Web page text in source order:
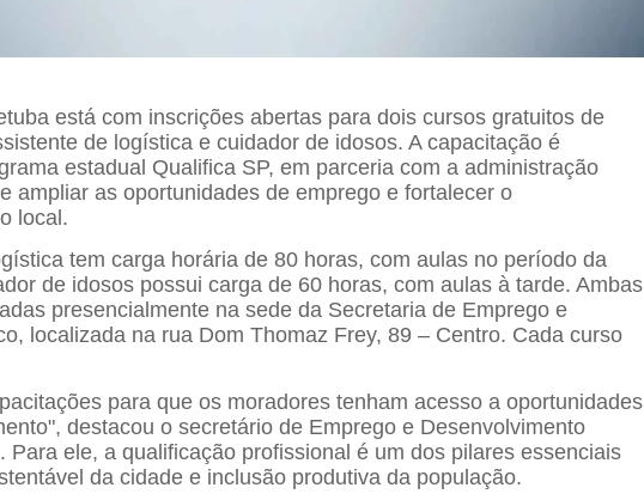
está com inscrições abertas para dois cursos gratuitos de
de logística e cuidador de idosos. A capacitação é
estadual Qualifica SP, em parceria com a administração
ampliar as oportunidades de emprego e fortalecer o
local.
tem carga horária de 80 horas, com aulas no período da
de idosos possui carga de 60 horas, com aulas à tarde. Ambas
presencialmente na sede da Secretaria de Emprego e
localizada na rua Dom Thomaz Frey, 89 – Centro. Cada curso
para que os moradores tenham acesso a oportunidades
destacou o secretário de Emprego e Desenvolvimento
Para ele, a qualificação profissional é um dos pilares essenciais
da cidade e inclusão produtiva da população.